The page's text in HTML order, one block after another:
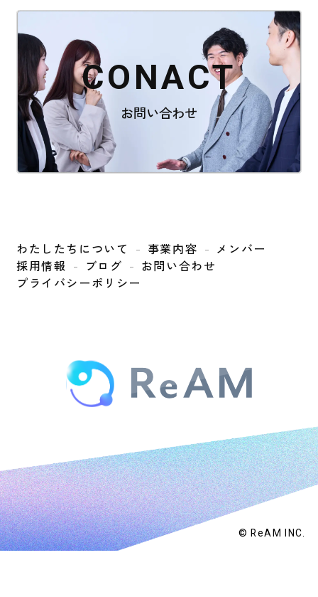
CONACT
お問い合わせ
わたしたちについて 事業内容
メンバー
採用情報
ブログ
お問い合わせ
プライバシーポリシー
© ReAM INC.